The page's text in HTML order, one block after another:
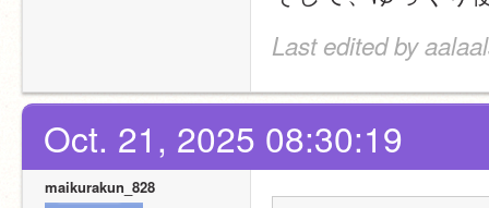
Last edited by
Oct. 21, 2025 08:30:19
maikurakun_828